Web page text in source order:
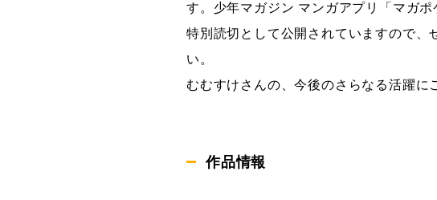
す。少年マガジン マンガアプリ「マガポ
特別読切として公開されていますので、
い。
むむすけさんの、今後のさらなる活躍に
作品情報